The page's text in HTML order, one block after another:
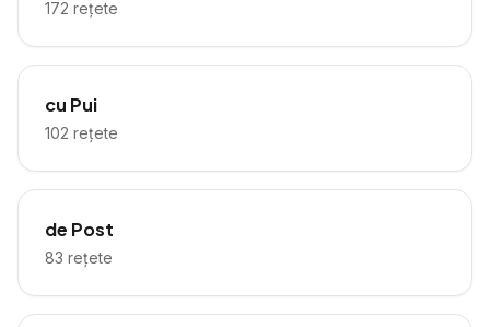
172 rețete
cu Pui
102 rețete
de Post
83 rețete